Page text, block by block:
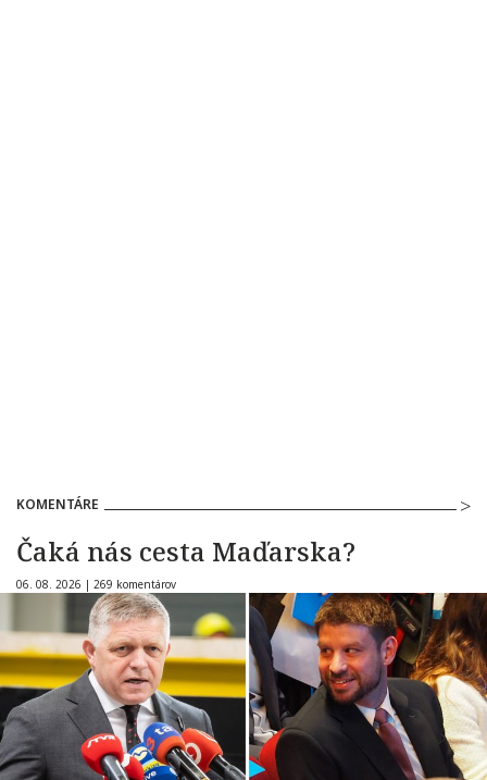
KOMENTÁRE
Čaká nás cesta Maďarska?
06. 08. 2026 | 269 komentárov